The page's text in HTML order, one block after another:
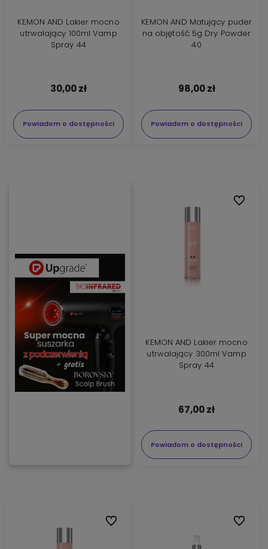
KEMON AND Lakier mocno
utrwalający 100ml Vamp
Spray 44
30,00 zł
Powiadom o dostępności
KEMON AND Matujący puder
na objętość 5g Dry Powder
40
98,00 zł
Powiadom o dostępności
KEMON AND Lakier mocno
utrwalający 300ml Vamp
Spray 44
67,00 zł
Powiadom o dostępności
Do
Do ulubionych Do